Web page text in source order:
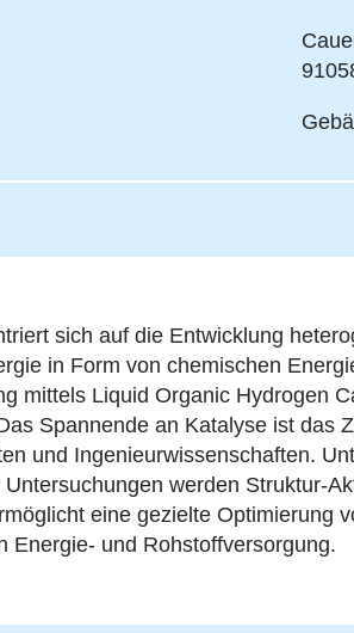
sich auf die Entwicklung
in Form von chemischen
mittels Liquid Organic Hydrogen
Spannende an Katalyse ist das
und Ingenieurwissenschaften.
werden Struktur-
eine gezielte Optimierung
Energie- und Rohstoffversorgung.